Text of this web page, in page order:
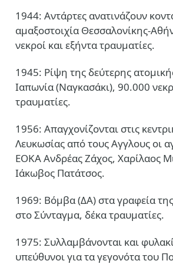
1944: Αντάρτες ανατινάζουν
αμαξοστοιχία Θεσσαλονίκης-
νεκροί και εξήντα τραυματίες.
1945: Ρίψη της δεύτερης
Ιαπωνία (Ναγκασάκι), 90.000
τραυματίες.
1956: Απαγχονίζονται στις
Λευκωσίας από τους Αγγλους οι
ΕΟΚΑ Ανδρέας Ζάχος, Χαρίλαος
Ιάκωβος Πατάτσος.
1969: Βόμβα (ΔΑ) στα γραφεία
στο Σύνταγμα, δέκα τραυματίες.
1975: Συλλαμβάνονται και
υπεύθυνοι για τα γεγονότα του